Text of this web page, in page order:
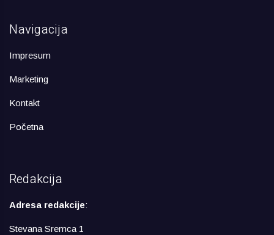
Navigacija
Impresum
Marketing
Kontakt
Početna
Redakcija
Adresa redakcije:
Stevana Sremca 1